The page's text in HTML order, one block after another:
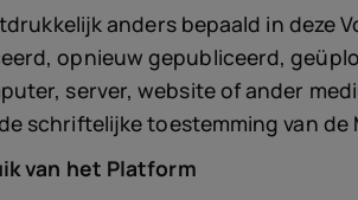
anders bepaald in deze
opnieuw gepubliceerd,
server, website of ander
schriftelijke toestemming van de
van het Platform